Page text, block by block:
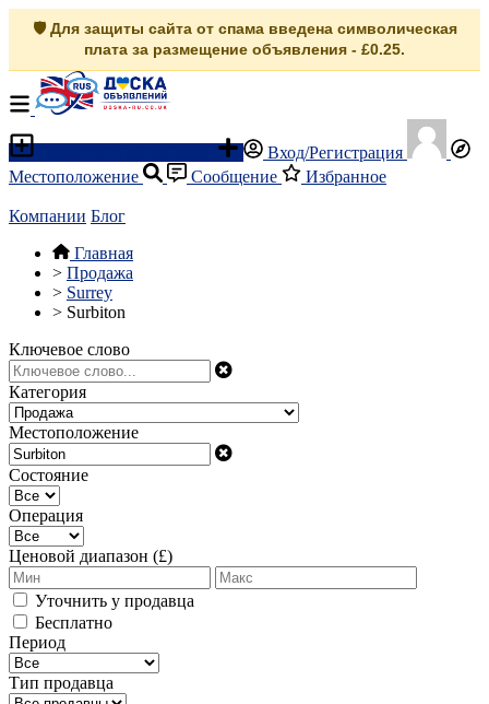
🛡️ Для защиты сайта от спама введена символическая
плата за размещение объявления - £0.25.
Вход/Регистрация
Местоположение
Сообщение Избранное
Компании Блог
Главная
> Продажа
> Surrey
> Surbiton
Ключевое слово
Категория
Местоположение
Состояние
Операция
Ценовой диапазон (£)
Уточнить у продавца
Бесплатно
Период
Тип продавца